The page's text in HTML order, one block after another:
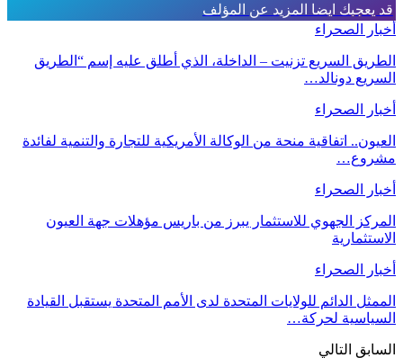
قد يعجبك ايضا المزيد عن المؤلف
أخبار الصحراء
الطريق السريع تزنيت – الداخلة، الذي أطلق عليه إسم “الطريق
السريع دونالد…
أخبار الصحراء
العيون.. اتفاقية منحة من الوكالة الأمريكية للتجارة والتنمية لفائدة
مشروع…
أخبار الصحراء
المركز الجهوي للاستثمار يبرز من باريس مؤهلات جهة العيون
الاستثمارية
أخبار الصحراء
الممثل الدائم للولايات المتحدة لدى الأمم المتحدة يستقبل القيادة
السياسية لحركة…
السابق التالي